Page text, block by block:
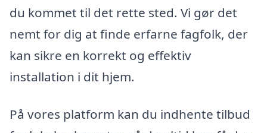
du kommet til det rette sted. Vi gør det
nemt for dig at finde erfarne fagfolk, der
kan sikre en korrekt og effektiv
installation i dit hjem.
På vores platform kan du indhente tilbud